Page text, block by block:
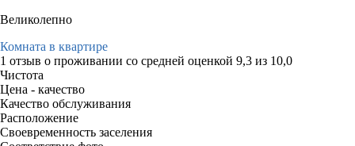
Великолепно
Комната в квартире
1 отзыв о проживании со средней оценкой 9,3 из 10,0
Чистота
Цена - качество
Качество обслуживания
Расположение
Своевременность заселения